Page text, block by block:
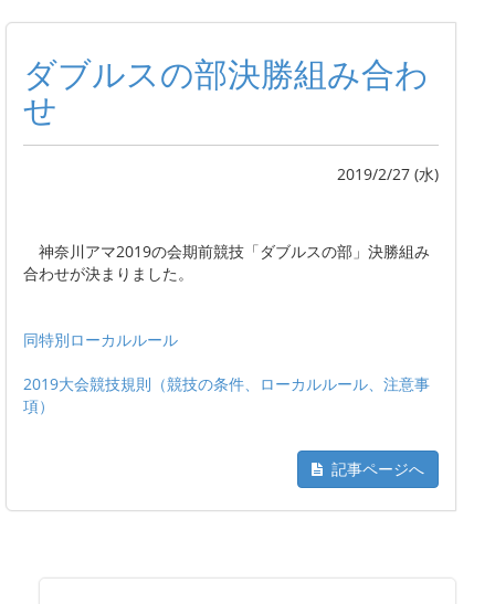
ダブルスの部決勝組み合わ
せ
2019/2/27 (水)
神奈川アマ2019の会期前競技「ダブルスの部」決勝組み
合わせが決まりました。
同特別ローカルルール
2019大会競技規則（競技の条件、ローカルルール、注意事
項）
記事ページへ